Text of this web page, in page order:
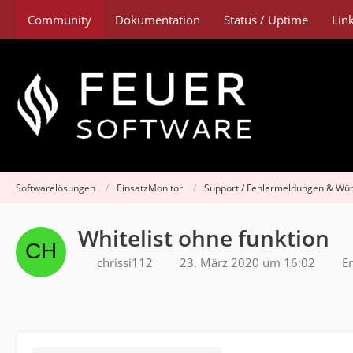
Community Dokumentation Status / Uptime
Softwarelösungen EinsatzMonitor Support / Fehlermeldungen &
Whitelist ohne funktion
chrissi112 23. März 2020 um 16:02